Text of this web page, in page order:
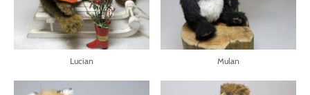
Lucian Mulan